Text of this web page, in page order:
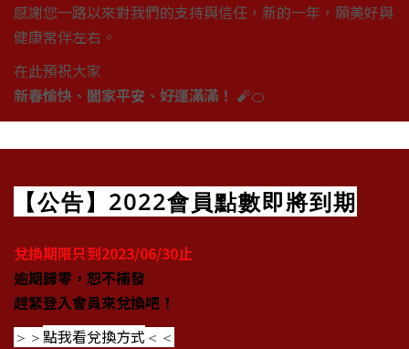
感謝您一路以來對我們的支持與信任，新的一年，願美好與
健康常伴左右。
在此預祝大家
新春愉快、闔家平安、好運滿滿！ 🧨🍊
【公告】2022會員點數即將到期
兌換期限只到2023/06/30止
逾期歸零，恕不補發
趕緊登入會員來兌換吧！
＞＞點我看兌換方式 ＜＜